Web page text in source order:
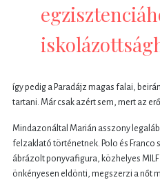
így pedig a Paradájz magas falai,
tartani. Már csak azért sem, mert az
Mindazonáltal Marián asszony
felzaklató történetnek. Polo és
ábrázolt ponyvafigura, közhelyes
önkényesen eldönti, megszerzi a nőt